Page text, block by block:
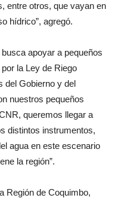
entre otros, que vayan en
hídrico”, agregó.
apoyar a pequeños
la Ley de Riego
del Gobierno y del
nuestros pequeños
queremos llegar a
distintos instrumentos,
agua en este escenario
la región”.
Región de Coquimbo,